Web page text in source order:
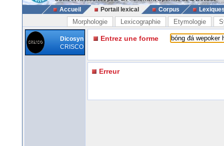
Accueil Portail lexical Corpus
Morphologie Lexicographie Etymologie
Dicosyn
CRISCO
Entrez une forme
Erreur